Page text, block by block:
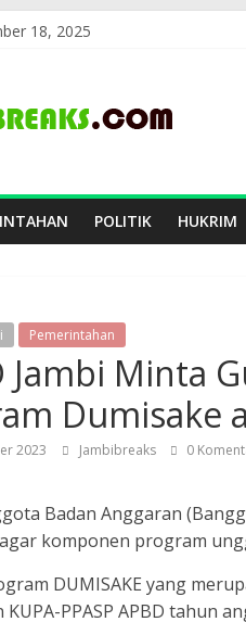
18, 2025
POLITIK HUKRIM
Pemerintahan
Jambi Minta
Dumisake
2023 Jambibreaks 0
Badan Anggaran
komponen program
DUMISAKE yang
KUPA-PPASP APBD tahun